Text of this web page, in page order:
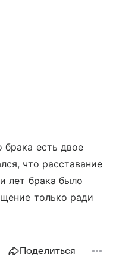
есть двое
что расставание
лет брака было
только ради
Поделиться